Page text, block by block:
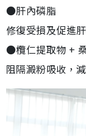
●肝內磷脂
修復受損及促進
●欖仁提取物 +
阻隔澱粉吸收，